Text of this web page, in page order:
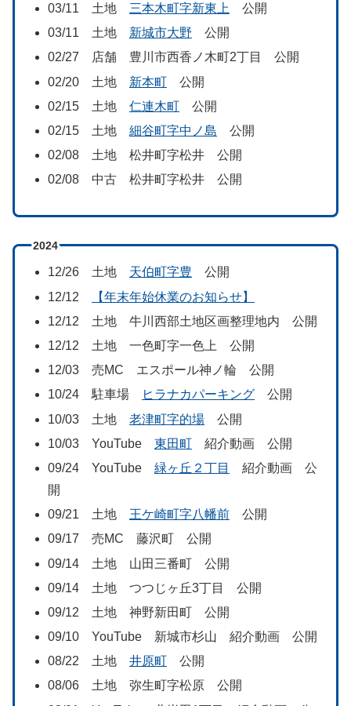
03/11 土地 三本木町字新東上
公開
03/11 土地 新城市大野 公開
02/27 店舗 豊川市西香ノ木町2丁目 公開
02/20 土地 新本町公開
02/15 土地 仁連木町公開
02/15 土地 細谷町字中ノ島 公開
02/08 土地 松井町字松井 公開
02/08 中古 松井町字松井 公開
2024
12/26 土地 天伯町字豊 公開
12/12
【年末年始休業のお知らせ】
12/12 土地 牛川西部土地区画整理地内 公開
12/12 土地 一色町字一色上 公開
12/03 売MC エスポール神ノ輪 公開
10/24 駐車場
ヒラナカパーキング公開
10/03 土地 老津町字的場公開
10/03 YouTube 東田町紹介動画 公開
09/24 YouTube 緑ヶ丘２丁目
紹介動画 公
開
09/21 土地 王ケ崎町字八幡前公開
09/17 売MC 藤沢町 公開
09/14 土地 山田三番町 公開
09/14 土地 つつじヶ丘3丁目 公開
09/12 土地 神野新田町 公開
09/10 YouTube 新城市杉山 紹介動画 公開
08/22 土地 井原町公開
08/06 土地 弥生町字松原 公開